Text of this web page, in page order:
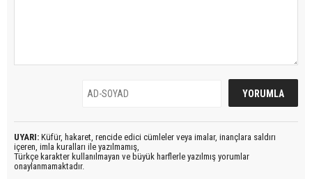
UYARI: Küfür, hakaret, rencide edici cümleler veya imalar, inançlara saldırı
içeren, imla kuralları ile yazılmamış,
Türkçe karakter kullanılmayan ve büyük harflerle yazılmış yorumlar
onaylanmamaktadır.